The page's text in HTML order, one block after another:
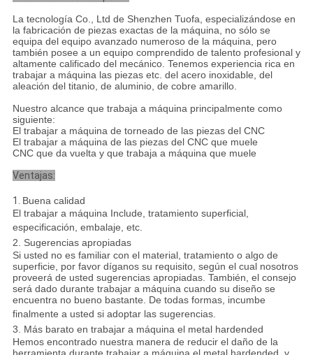
La tecnología Co., Ltd de Shenzhen Tuofa, especializándose en
la fabricación de piezas exactas de la máquina, no sólo se
equipa del equipo avanzado numeroso de la máquina, pero
también posee a un equipo comprendido de talento profesional y
altamente calificado del mecánico. Tenemos experiencia rica en
trabajar a máquina las piezas etc. del acero inoxidable, del
aleación del titanio, de aluminio, de cobre amarillo.
Nuestro alcance que trabaja a máquina principalmente como
siguiente:
El trabajar a máquina de torneado de las piezas del CNC
El trabajar a máquina de las piezas del CNC que muele
CNC que da vuelta y que trabaja a máquina que muele
Ventajas:
1. Buena calidad
El trabajar a máquina Include, tratamiento superficial,
especificación, embalaje, etc.
2. Sugerencias apropiadas
Si usted no es familiar con el material, tratamiento o algo de
superficie, por favor díganos su requisito, según el cual nosotros
proveerá de usted sugerencias apropiadas. También, el consejo
será dado durante trabajar a máquina cuando su diseño se
encuentra no bueno bastante. De todas formas, incumbe
finalmente a usted si adoptar las sugerencias.
3. Más barato en trabajar a máquina el metal hardended
Hemos encontrado nuestra manera de reducir el daño de la